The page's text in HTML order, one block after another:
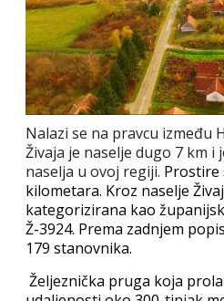
Nalazi se na pravcu između
Živaja je naselje dugo 7 km i
naselja u ovoj regiji. Prostire
kilometara. Kroz naselje
kategorizirana kao
Ž-3924. Prema zadnjem
179 stanovnika.
Željeznička pruga koja